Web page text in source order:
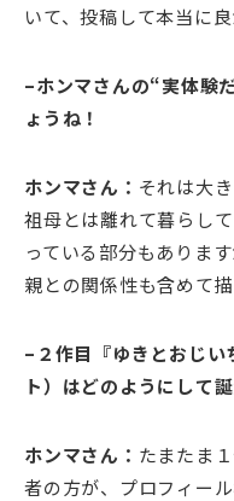
いて、投稿して本当に
–ホンマさんの“実体験
ょうね！
ホンマさん： それは大
祖母とは離れて暮らし
っている部分もありま
親との関係性も含めて描
–２作目『ゆきとおじい
ト）はどのようにして
ホンマさん： たまたま
者の方が、プロフィー